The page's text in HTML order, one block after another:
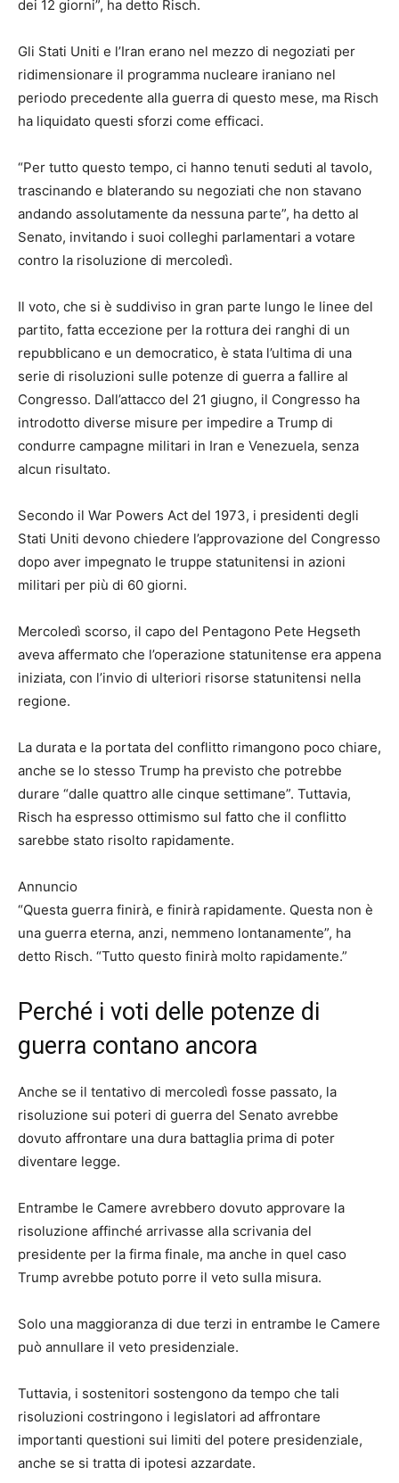
dei 12 giorni”, ha detto Risch.
Gli Stati Uniti e l’Iran erano nel mezzo di negoziati per
ridimensionare il programma nucleare iraniano nel
periodo precedente alla guerra di questo mese, ma Risch
ha liquidato questi sforzi come efficaci.
“Per tutto questo tempo, ci hanno tenuti seduti al tavolo,
trascinando e blaterando su negoziati che non stavano
andando assolutamente da nessuna parte”, ha detto al
Senato, invitando i suoi colleghi parlamentari a votare
contro la risoluzione di mercoledì.
Il voto, che si è suddiviso in gran parte lungo le linee del
partito, fatta eccezione per la rottura dei ranghi di un
repubblicano e un democratico, è stata l’ultima di una
serie di risoluzioni sulle potenze di guerra a fallire al
Congresso. Dall’attacco del 21 giugno, il Congresso ha
introdotto diverse misure per impedire a Trump di
condurre campagne militari in Iran e Venezuela, senza
alcun risultato.
Secondo il War Powers Act del 1973, i presidenti degli
Stati Uniti devono chiedere l’approvazione del Congresso
dopo aver impegnato le truppe statunitensi in azioni
militari per più di 60 giorni.
Mercoledì scorso, il capo del Pentagono Pete Hegseth
aveva affermato che l’operazione statunitense era appena
iniziata, con l’invio di ulteriori risorse statunitensi nella
regione.
La durata e la portata del conflitto rimangono poco chiare,
anche se lo stesso Trump ha previsto che potrebbe
durare “dalle quattro alle cinque settimane”. Tuttavia,
Risch ha espresso ottimismo sul fatto che il conflitto
sarebbe stato risolto rapidamente.
Annuncio
“Questa guerra finirà, e finirà rapidamente. Questa non è
una guerra eterna, anzi, nemmeno lontanamente”, ha
detto Risch. “Tutto questo finirà molto rapidamente.”
Perché i voti delle potenze di
guerra contano ancora
Anche se il tentativo di mercoledì fosse passato, la
risoluzione sui poteri di guerra del Senato avrebbe
dovuto affrontare una dura battaglia prima di poter
diventare legge.
Entrambe le Camere avrebbero dovuto approvare la
risoluzione affinché arrivasse alla scrivania del
presidente per la firma finale, ma anche in quel caso
Trump avrebbe potuto porre il veto sulla misura.
Solo una maggioranza di due terzi in entrambe le Camere
può annullare il veto presidenziale.
Tuttavia, i sostenitori sostengono da tempo che tali
risoluzioni costringono i legislatori ad affrontare
importanti questioni sui limiti del potere presidenziale,
anche se si tratta di ipotesi azzardate.